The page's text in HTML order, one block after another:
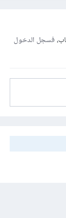
فسجل الدخول